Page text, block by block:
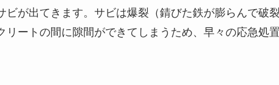
が出てきます。サビは爆裂（錆びた鉄が膨らんで破裂
ートの間に隙間ができてしまうため、早々の応急処置